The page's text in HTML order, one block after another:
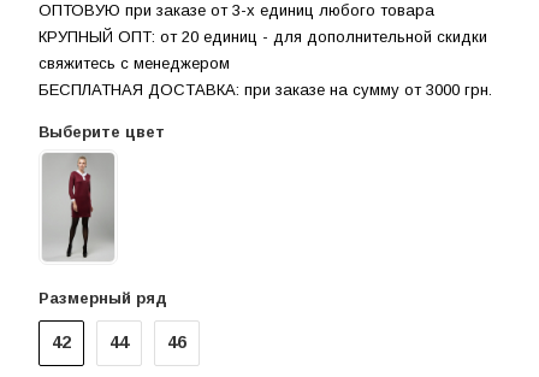
ОПТОВУЮ при заказе от 3-х единиц любого товара
КРУПНЫЙ ОПТ: от 20 единиц - для дополнительной скидки
свяжитесь с менеджером
БЕСПЛАТНАЯ ДОСТАВКА: при заказе на сумму от 3000 грн.
Выберите цвет
42 44 46